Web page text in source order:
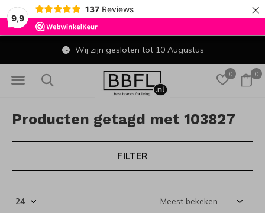
9,9
137 Reviews ×
0 0
Wij zijn gesloten tot 10 Augustus
Producten getagd met 103827
FILTER